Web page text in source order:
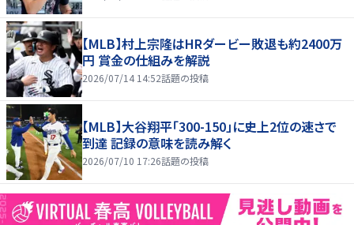
【MLB】村上宗隆はHRダービー敗退も約2400万
円 賞金の仕組みを解説
2026/07/14 14:52話題の投稿
【MLB】大谷翔平「300-150」に史上2位の速さで
到達 記録の意味を読み解く
2026/07/10 17:26話題の投稿